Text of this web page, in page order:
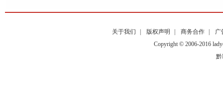
关于我们 版权声明 商务合作
广
Copyright © 2006-2016
黔